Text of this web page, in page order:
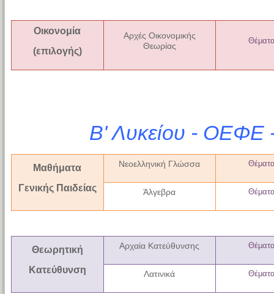
Οικονομία
(επιλογής)
Αρχές Οικονομικής
Θεωρίας
Β' Λυκείου - ΟΕΦΕ
Μαθήματα
Γενικής Παιδείας
Νεοελληνική Γλώσσα
Άλγεβρα
Θεωρητική
Κατεύθυνση
Αρχαία Κατεύθυνσης
Λατινικά